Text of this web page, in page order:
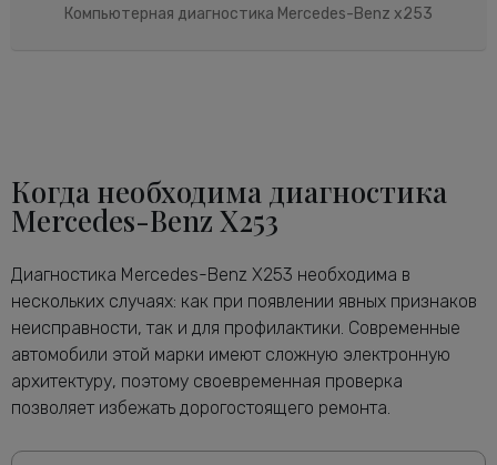
Компьютерная диагностика Mercedes-Benz x253
Когда необходима диагностика
Mercedes-Benz X253
Диагностика Mercedes-Benz X253 необходима в
нескольких случаях: как при появлении явных признаков
неисправности, так и для профилактики. Современные
автомобили этой марки имеют сложную электронную
архитектуру, поэтому своевременная проверка
позволяет избежать дорогостоящего ремонта.